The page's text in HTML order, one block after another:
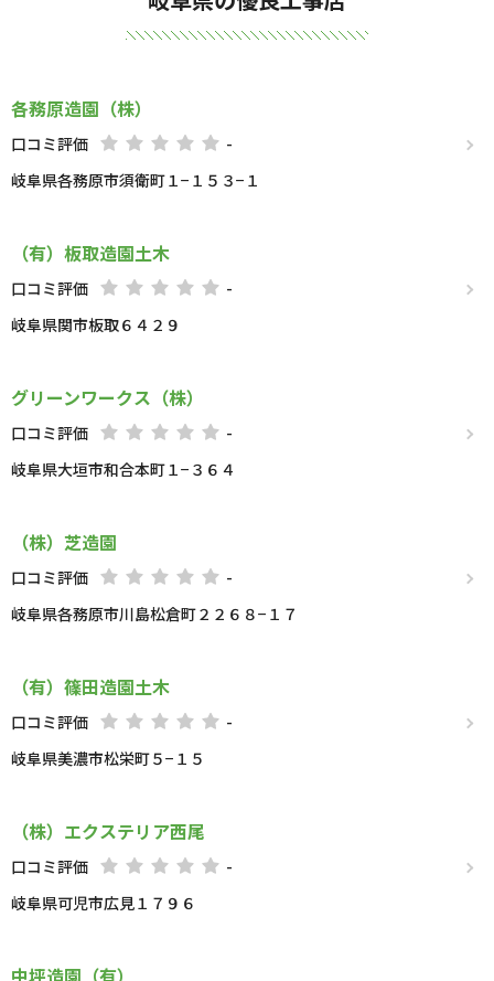
各務原造園（株）
口コミ評価
-
岐阜県各務原市須衛町１−１５３−１
（有）板取造園土木
口コミ評価
-
岐阜県関市板取６４２９
グリーンワークス（株）
口コミ評価
-
岐阜県大垣市和合本町１−３６４
（株）芝造園
口コミ評価
-
岐阜県各務原市川島松倉町２２６８−１７
（有）篠田造園土木
口コミ評価
-
岐阜県美濃市松栄町５−１５
（株）エクステリア西尾
口コミ評価
-
岐阜県可児市広見１７９６
中坪造園（有）